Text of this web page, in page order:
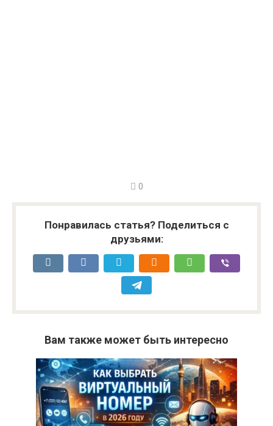
0
Понравилась статья? Поделиться с
друзьями:
Вам также может быть интересно